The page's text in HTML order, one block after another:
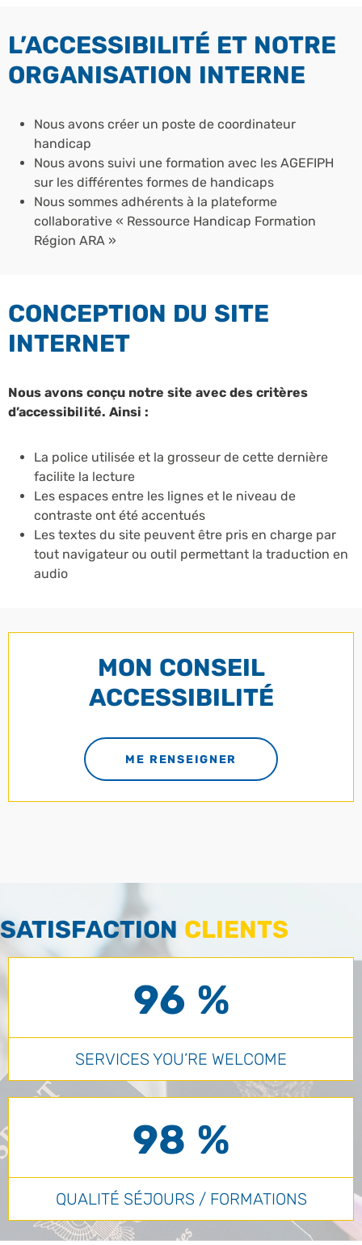
L’ACCESSIBILITÉ ET NOTRE
ORGANISATION INTERNE
Nous avons créer un poste de coordinateur
handicap
Nous avons suivi une formation avec les AGEFIPH
sur les différentes formes de handicaps
Nous sommes adhérents à la plateforme
collaborative « Ressource Handicap Formation
Région ARA »
CONCEPTION DU SITE
INTERNET
Nous avons conçu notre site avec des critères
d’accessibilité. Ainsi :
La police utilisée et la grosseur de cette dernière
facilite la lecture
Les espaces entre les lignes et le niveau de
contraste ont été accentués
Les textes du site peuvent être pris en charge par
tout navigateur ou outil permettant la traduction en
audio
MON CONSEIL
ACCESSIBILITÉ
ME RENSEIGNER
SATISFACTION CLIENTS
96 %
SERVICES YOU’RE WELCOME
98 %
QUALITÉ SÉJOURS / FORMATIONS